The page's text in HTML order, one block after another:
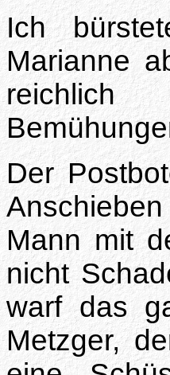
Ich
Marianne
reichlich
Der
Mann mit
nicht
warf das
Metzger,